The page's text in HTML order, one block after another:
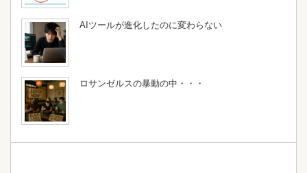
AIツールが進化したのに変わらない
ロサンゼルスの暴動の中・・・